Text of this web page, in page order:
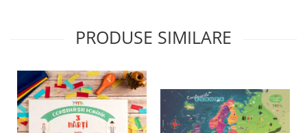
PRODUSE SIMILARE